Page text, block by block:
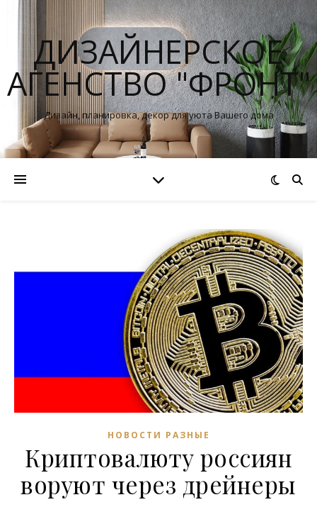
ДИЗАЙНЕРСКОЕ
АГЕНСТВО "ФРОНТ"
Дизайн, планировка, декор для уюта Вашего дома
НОВОСТИ РАЗНЫЕ
Криптовалюту россиян
воруют через дрейнеры